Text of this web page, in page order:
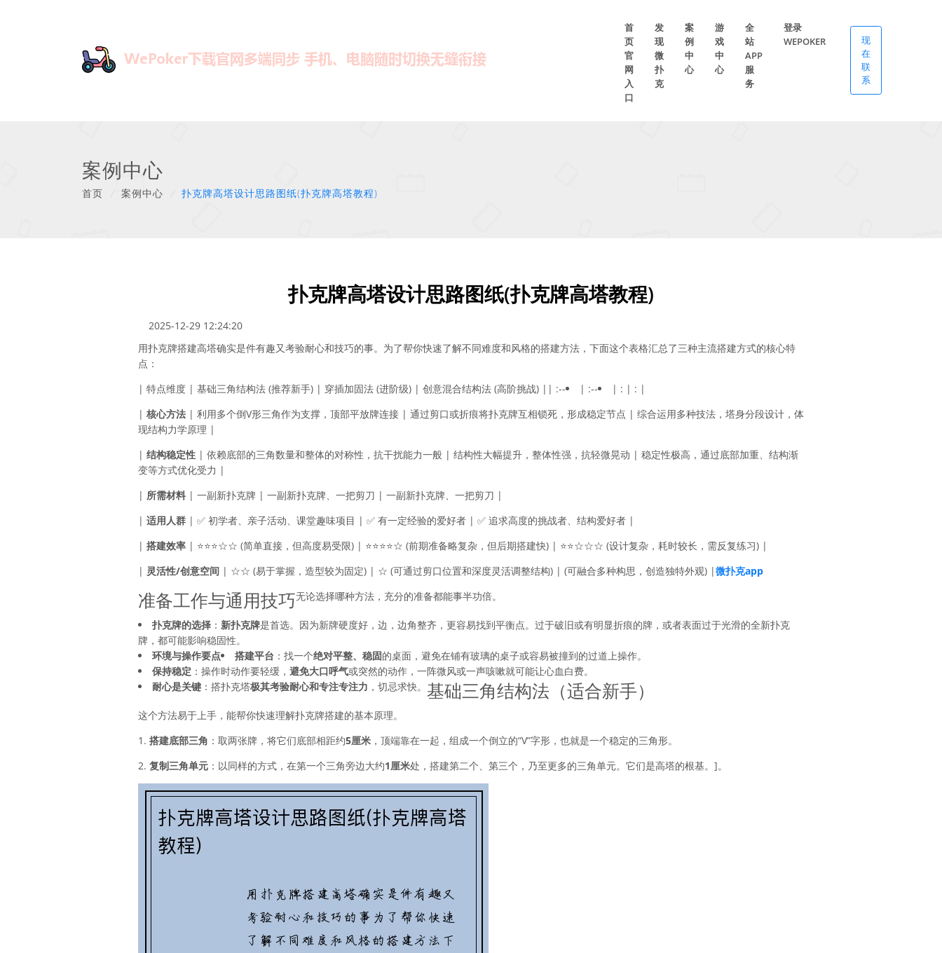
首
页
官
网
入
口
发
现
微
扑
克
案
例
中
心
游
戏
中
心
全
站
APP
服
务
登录
WEPOKER
现
在
联
系
案例中心
首页 案例中心 扑克牌高塔设计思路图纸(扑克牌高塔教程)
扑克牌高塔设计思路图纸(扑克牌高塔教程)
2025-12-29 12:24:20
用扑克牌搭建高塔确实是件有趣又考验耐心和技巧的事。为了帮你快速了解不同难度和风格的搭建方法，下面这个表格汇总了三种主流搭建方式的核心特
点：
| 特点维度 | 基础三角结构法 (推荐新手) | 穿插加固法 (进阶级) | 创意混合结构法 (高阶挑战) | | :-- | :--
| : | : |
| 核心方法 | 利用多个倒V形三角作为支撑，顶部平放牌连接 | 通过剪口或折痕将扑克牌互相锁死，形成稳定节点 | 综合运用多种技法，塔身分段设计，体
现结构力学原理 |
| 结构稳定性 | 依赖底部的三角数量和整体的对称性，抗干扰能力一般 | 结构性大幅提升，整体性强，抗轻微晃动 | 稳定性极高，通过底部加重、结构渐
变等方式优化受力 |
| 所需材料 | 一副新扑克牌 | 一副新扑克牌、一把剪刀 | 一副新扑克牌、一把剪刀 |
| 适用人群 | ✅ 初学者、亲子活动、课堂趣味项目 | ✅ 有一定经验的爱好者 | ✅ 追求高度的挑战者、结构爱好者 |
| 搭建效率 | ⭐⭐⭐☆☆ (简单直接，但高度易受限) | ⭐⭐⭐⭐☆ (前期准备略复杂，但后期搭建快) | ⭐⭐☆☆☆ (设计复杂，耗时较长，需反复练习) |
| 灵活性/创意空间 | ☆☆ (易于掌握，造型较为固定) | ☆ (可通过剪口位置和深度灵活调整结构) | (可融合多种构思，创造独特外观) |微扑克app
准备工作与通用技巧无论选择哪种方法，充分的准备都能事半功倍。
扑克牌的选择 ： 新扑克牌是首选。因为新牌硬度好，边，边角整齐，更容易找到平衡点。过于破旧或有明显折痕的牌，或者表面过于光滑的全新扑克
牌，都可能影响稳固性。
环境与操作要点
搭建平台 ：找一个绝对平整、稳固的桌面，避免在铺有玻璃的桌子或容易被撞到的过道上操作。
保持稳定 ：操作时动作要轻缓， 避免大口呼气或突然的动作，一阵微风或一声咳嗽就可能让心血白费。
耐心是关键 ：搭扑克塔极其考验耐心和专注专注力 ，切忌求快。 基础三角结构法（适合新手）
这个方法易于上手，能帮你快速理解扑克牌搭建的基本原理。
1. 搭建底部三角 ：取两张牌，将它们底部相距约5厘米 ，顶端靠在一起，组成一个倒立的“V”字形，也就是一个稳定的三角形。
2. 复制三角单元 ：以同样的方式，在第一个三角旁边大约1厘米处，搭建第二个、第三个，乃至更多的三角单元。它们是高塔的根基。 ]。